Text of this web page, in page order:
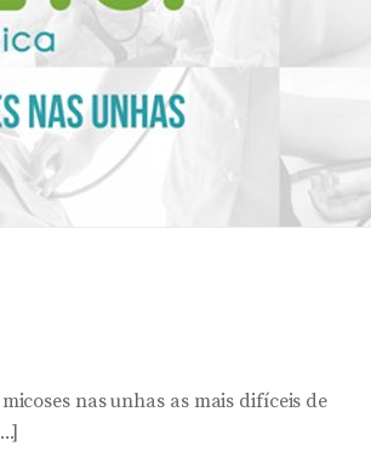
nas unhas as mais difíceis de